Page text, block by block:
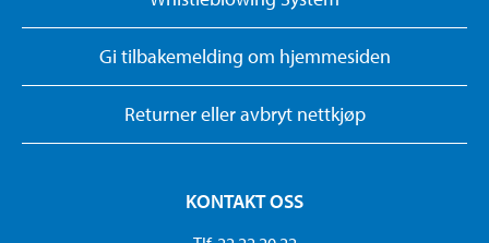
Gi tilbakemelding om hjemmesiden
Returner eller avbryt nettkjøp
KONTAKT OSS